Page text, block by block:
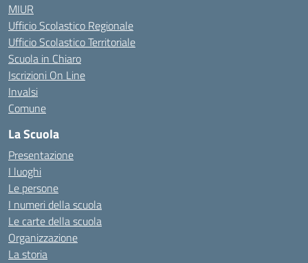
MIUR
Ufficio Scolastico Regionale
Ufficio Scolastico Territoriale
Scuola in Chiaro
Iscrizioni On Line
Invalsi
Comune
La Scuola
Presentazione
I luoghi
Le persone
I numeri della scuola
Le carte della scuola
Organizzazione
La storia